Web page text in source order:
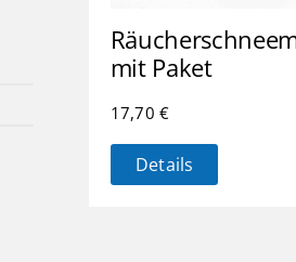
mit Paket
17,70€
Details